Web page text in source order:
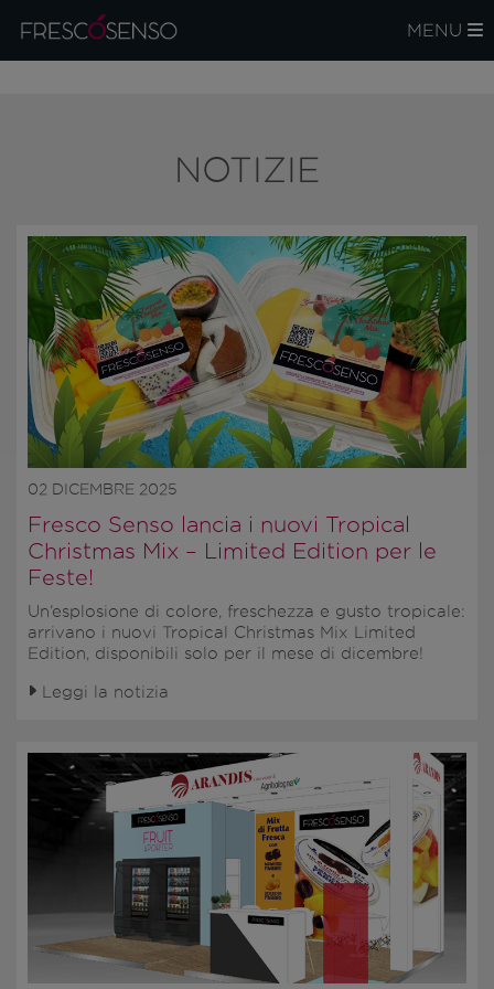
MENU
NOTIZIE
02 DICEMBRE 2025
Fresco Senso lancia i nuovi Tropical
Christmas Mix – Limited Edition per le
Feste!
Un’esplosione di colore, freschezza e gusto tropicale:
arrivano i nuovi Tropical Christmas Mix Limited
Edition,
disponibili solo per il mese di dicembre!
Leggi la notizia